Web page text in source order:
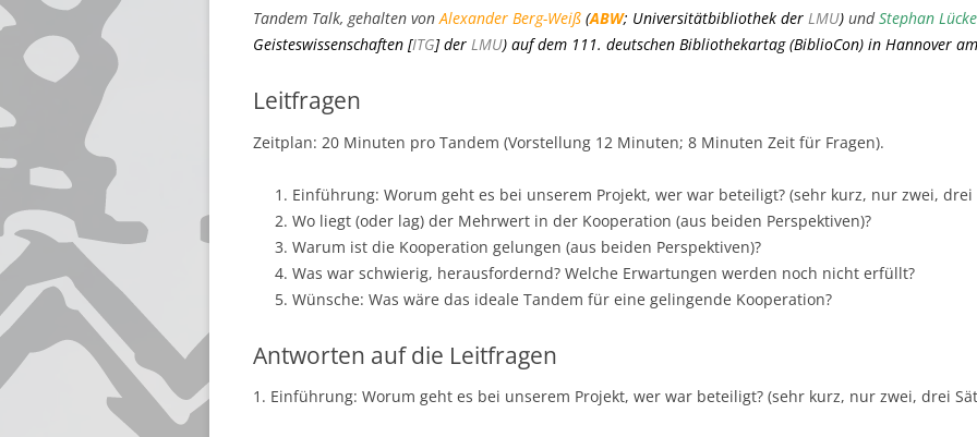
Tandem Talk, gehalten von Alexander Berg-Weiß (ABW; Universitätbibliothek der LMU) undStephan Lücke
Geisteswissenschaften [ITG] der LMU) auf dem 111. deutschen Bibliothekartag (BiblioCon) in Hannover
Leitfragen
Zeitplan: 20 Minuten pro Tandem (Vorstellung 12 Minuten; 8 Minuten Zeit für Fragen).
Einführung: Worum geht es bei unserem Projekt, wer war beteiligt? (sehr kurz, nur zwei, drei
Wo liegt (oder lag) der Mehrwert in der Kooperation (aus beiden Perspektiven)?
Warum ist die Kooperation gelungen (aus beiden Perspektiven)?
Was war schwierig, herausfordernd? Welche Erwartungen werden noch nicht erfüllt?
Wünsche: Was wäre das ideale Tandem für eine gelingende Kooperation?
Antworten auf die Leitfragen
1. Einführung: Worum geht es bei unserem Projekt, wer war beteiligt? (sehr kurz, nur zwei, drei